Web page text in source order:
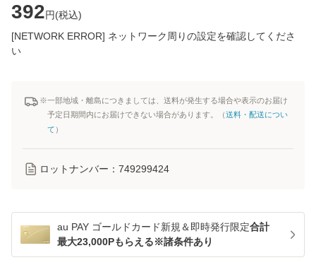
392円(税込)
[NETWORK ERROR] ネットワーク周りの設定を確認してくださ
い
※一部地域・離島につきましては、送料が発生する場合や表示のお届け
予定日期間内にお届けできない場合があります。（送料・配送につい
て ）
ロットナンバー： 749299424
au PAY ゴールドカード新規＆即時発行限定合計
最大23,000Pもらえる※諸条件あり